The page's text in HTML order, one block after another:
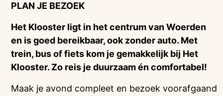
PLAN JE BEZOEK
Het Klooster ligt in het centrum van Woerden
en is goed bereikbaar, ook zonder auto. Met
trein, bus of fiets kom je gemakkelijk bij Het
Klooster. Zo reis je duurzaam én comfortabel!
Maak je avond compleet en bezoek voorafgaand